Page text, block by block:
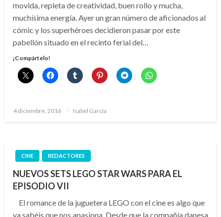
movida, repleta de creatividad, buen rollo y mucha,
muchísima energía. Ayer un gran número de aficionados al
cómic y los superhéroes decidieron pasar por este
pabellón situado en el recinto ferial del…
¡Compártelo!
Publicado
4 diciembre, 2016 Isabel García
CINE REDACTORES
NUEVOS SETS LEGO STAR WARS PARA EL
EPISODIO VII
El romance de la juguetera LEGO con el cine es algo que
ya sabéis que nos apasiona. Desde que la compañía danesa